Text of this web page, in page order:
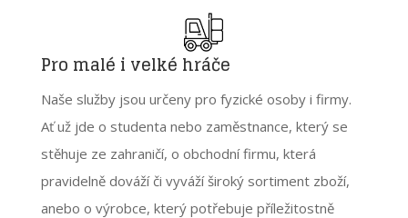
Pro malé i velké hráče
Naše služby jsou určeny pro fyzické osoby i firmy.
Ať už jde o studenta nebo zaměstnance, který se
stěhuje ze zahraničí, o obchodní firmu, která
pravidelně dováží či vyváží široký sortiment zboží,
anebo o výrobce, který potřebuje příležitostně